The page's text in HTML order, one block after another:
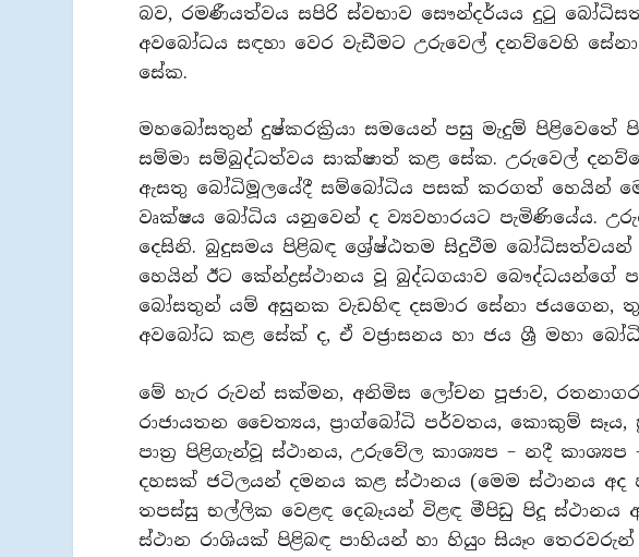
බව, රමණීයත්වය සපිරි ස්වභාව සෞන්දර්යය දුටු
අවබෝධය සඳහා වෙර වැඩීමට උරුවෙල් දනව්වෙහි
සේක.
මහබෝසතුන් දුෂ්කරක්‍රියා සමයෙන් පසු මැදුම් පිළිවෙතේ
සම්මා සම්බුද්ධත්වය සාක්ෂාත් කළ සේක. උරුවෙල්
ඇසතු බෝධිමූලයේදී සම්බෝධිය පසක් කරගත් හෙයින්
වෘක්ෂය බෝධිය යනුවෙන් ද ව්‍යවහාරයට පැමිණියේය.
දෙසිනි. බුදුසමය පිළිබඳ ශ්‍රේෂ්ඨතම සිදුවීම
හෙයින් ඊට කේන්ද්‍රස්ථානය වූ බුද්ධගයාව
බෝසතුන් යම් අසුනක වැඩහිඳ දසමාර සේනා ජයගෙන,
අවබෝධ කළ සේක් ද, ඒ වජ්‍රාසනය හා ජය ශ්‍රී මහා
මේ හැර රුවන් සක්මන, අනිමිස ලෝචන පූජාව,
රාජායතන චෛත්‍යය, ප්‍රාග්බෝධි පර්වතය, කොකුම් සෑය,
පාත්‍ර පිළිගැන්වූ ස්ථානය, උරුවේල කාශ්‍යප – නදී
දහසක් ජටිලයන් දමනය කළ ස්ථානය (මෙම ස්ථානය
තපස්සු භල්ලික වෙළඳ දෙබෑයන් විළඳ මීපිඩු පිදූ ස්ථානය
ස්ථාන රාශියක් පිළිබඳ පාහියන් හා හියුං සියෑං